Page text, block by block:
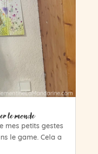
le monde
mes petits gestes
le game. Cela a